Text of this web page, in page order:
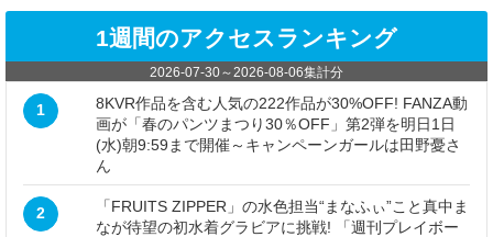
1週間のアクセスランキング
2026-07-30～2026-08-06集計分
1
8KVR作品を含む人気の222作品が30%OFF! FANZA動
画が「春のパンツまつり30％OFF」第2弾を明日1日
(水)朝9:59まで開催～キャンペーンガールは田野憂さ
ん
2
「FRUITS ZIPPER」の水色担当“まなふぃ”こと真中ま
なが待望の初水着グラビアに挑戦! 「週刊プレイボー